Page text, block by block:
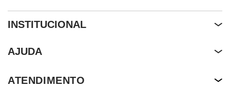
INSTITUCIONAL
Quem Somos
Nossa História
AJUDA
ATENDIMENTO